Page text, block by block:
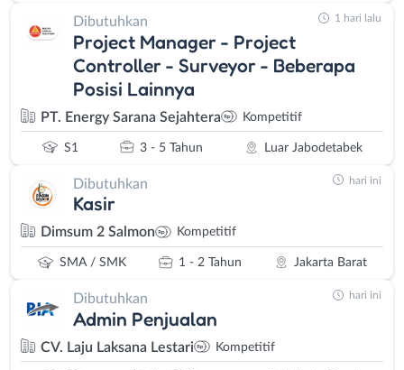
Dibutuhkan
Project Manager - Project
Controller - Surveyor - Beberapa
Posisi Lainnya
PT. Energy Sarana Sejahtera Kompetitif
S1 3 - 5 Tahun Luar Jabodetabek
1 hari lalu
Dibutuhkan
Kasir
Dimsum 2 Salmon Kompetitif
SMA / SMK 1 - 2 Tahun Jakarta Barat
hari ini
Dibutuhkan
Admin Penjualan
CV. Laju Laksana Lestari Kompetitif
hari ini